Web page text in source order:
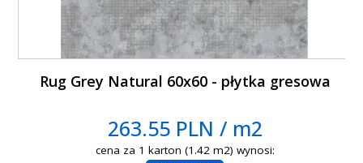
Rug Grey Natural 60x60 - płytka gresowa
263.55 PLN / m2
cena za 1 karton (1.42 m2) wynosi: